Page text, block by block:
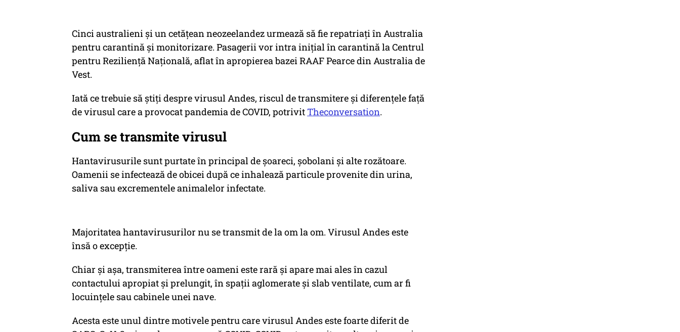
Cinci australieni și un cetățean neozeelandez urmează să fie repatriați în Australia
pentru carantină și monitorizare. Pasagerii vor intra inițial în carantină la Centrul
pentru Reziliență Națională, aflat în apropierea bazei RAAF Pearce din Australia de
Vest.
Iată ce trebuie să știți despre virusul Andes, riscul de transmitere și diferențele față
de virusul care a provocat pandemia de COVID, potrivitTheconversation.
Cum se transmite virusul
Hantavirusurile sunt purtate în principal de șoareci, șobolani și alte rozătoare.
Oamenii se infectează de obicei după ce inhalează particule provenite din urina,
saliva sau excrementele animalelor infectate.
Majoritatea hantavirusurilor nu se transmit de la om la om. Virusul Andes este
însă o excepție.
Chiar și așa, transmiterea între oameni este rară și apare mai ales în cazul
contactului apropiat și prelungit, în spații aglomerate și slab ventilate, cum ar fi
locuințele sau cabinele unei nave.
Acesta este unul dintre motivele pentru care virusul Andes este foarte diferit de